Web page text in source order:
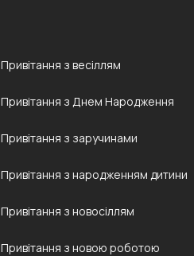
Привітання з весіллям
Привітання з Днем Народження
Привітання з заручинами
Привітання з народженням дитини
Привітання з новосіллям
Привітання з новою роботою